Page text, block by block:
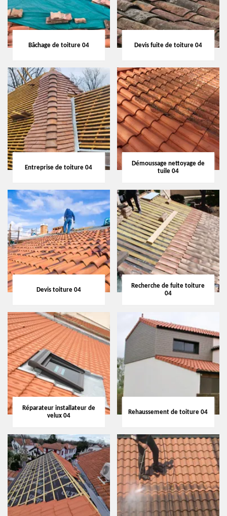
Bâchage de toiture 04 Devis fuite de toiture 04
Entreprise de toiture 04
Démoussage nettoyage de
tuile 04
Devis toiture 04
Recherche de fuite toiture
04
Réparateur installateur de
velux 04
Rehaussement de toiture 04